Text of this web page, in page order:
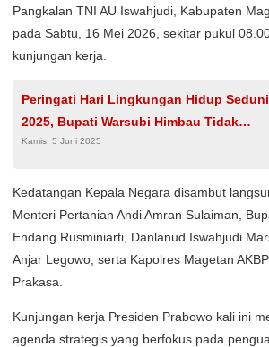
Pangkalan TNI AU Iswahjudi, Kabupaten
pada Sabtu, 16 Mei 2026, sekitar pukul
kunjungan kerja.
Peringati Hari Lingkungan Hidup
2025, Bupati Warsubi Himbau Tidak
Menggunakan Plastik Saat Perayaan Idul
Kamis, 5 Juni 2025
Kedatangan Kepala Negara disambut
Menteri Pertanian Andi Amran Sulaiman,
Endang Rusminiarti, Danlanud Iswahjudi
Anjar Legowo, serta Kapolres Magetan
Prakasa.
Kunjungan kerja Presiden Prabowo kali ini
agenda strategis yang berfokus pada